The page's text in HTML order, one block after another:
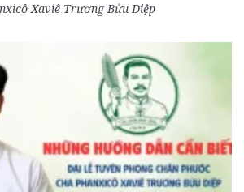
Xaviê Trương Bửu Diệp